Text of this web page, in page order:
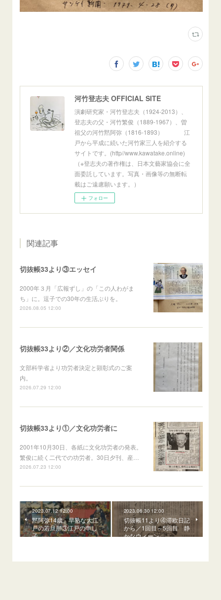
河竹登志夫 OFFICIAL SITE
演劇研究家・河竹登志夫（1924-2013）、
登志夫の父・河竹繁俊（1889-1967）、曽
祖父の河竹黙阿弥（1816-1893） 江
戸から平成に続いた河竹家三人を紹介する
サイトです。(http//www.kawatake.online)
（※登志夫の著作権は、日本文藝家協会に全
面委託しています。写真・画像等の無断転
載はご遠慮願います。）
フォロー
関連記事
切抜帳33より③エッセイ
2000年３月「広報ずし」の「この人わがま
ち」に。逗子での30年の生活ぶりを。
2026.08.05 12:00
切抜帳33より②／文化功労者関係
文部科学省より功労者決定と顕彰式のご案
内。
2026.07.29 12:00
切抜帳33より①／文化功労者に
2001年10月30日、各紙に文化功労者の発表。
繁俊に続く二代での功労者。30日夕刊、産…
2026.07.23 12:00
2023.07.12 12:00
黙阿弥14歳、早熟な大江
戸の若旦那③江戸の申し
子
2023.06.30 12:00
切抜帳11より④滞欧日記
から／1回目～5回目 静
かなウィーン